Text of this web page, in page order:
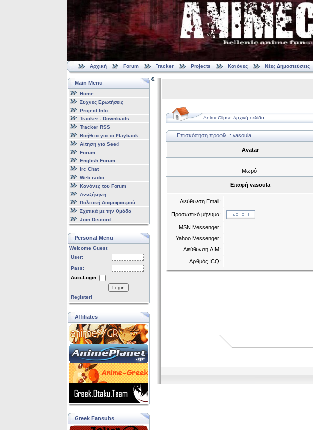
Αρχική Forum Tracker Projects Κανόνες Νέες Δημοσιεύσεις
Main Menu
Home
Συχνές Ερωτήσεις
Project Info
Tracker - Downloads
Tracker RSS
Βοήθεια για το Playback
Αίτηση για Seed
Forum
English Forum
Irc Chat
Web radio
Κανόνες του Forum
Αναζήτηση
Πολιτική Διαμοιρασμού
Σχετικά με την Ομάδα
Join Discord
Personal Menu
Welcome Guest
User:
Pass:
Auto-Login:
Login
Register!
Affiliates
Greek Fansubs
AnimeClipse Αρχική σελίδα
Επισκόπηση προφίλ :: vasoula
Avatar
Μωρό
Επαφή vasoula
Διεύθυνση Email:
Προσωπικό μήνυμα:
MSN Messenger:
Yahoo Messenger:
Διεύθυνση AIM:
Αριθμός ICQ: